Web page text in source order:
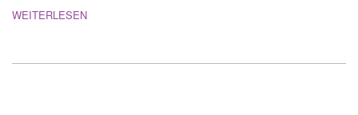
WEITERLESEN